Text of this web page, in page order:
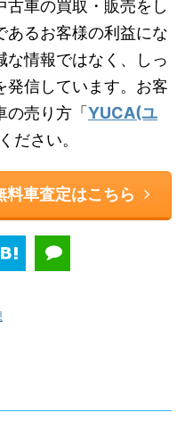
車の買取・販売をし
あるお客様の利益にな
な情報ではなく、しっ
発信しています。お客
売り方「 YUCA(ユ
ださい。
車査定はこちら